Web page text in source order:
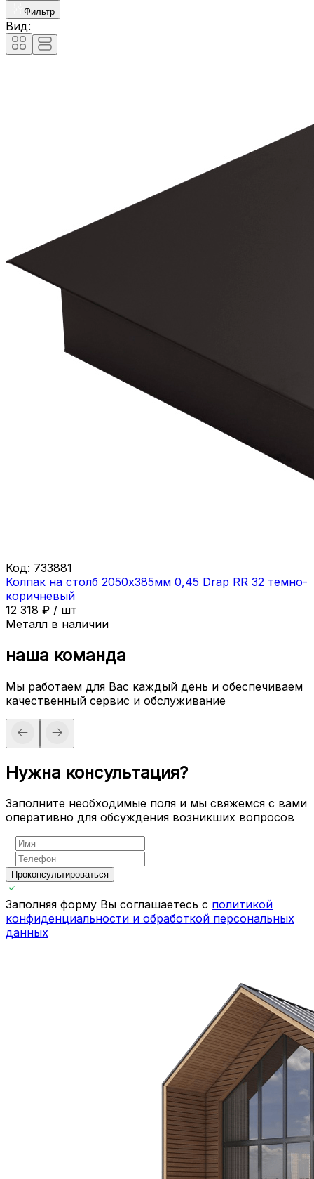
Фильтр
Вид:
Код: 733881
Колпак на столб 2050х385мм 0,45 Drap RR 32 темно-
коричневый
12 318 ₽ / шт
Металл в наличии
наша команда
Мы работаем для Вас каждый день и обеспечиваем
качественный сервис и обслуживание
Нужна консультация?
Заполните необходимые поля и мы свяжемся с вами
оперативно для обсуждения возникших вопросов
Проконсультироваться
Заполняя форму Вы соглашаетесь с политикой
конфиденциальности и обработкой персональных
данных